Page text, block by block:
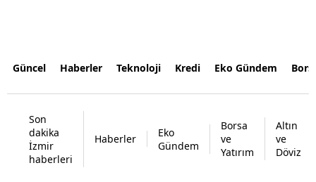
Güncel Haberler Teknoloji Kredi Eko Gündem
Son
dakika
İzmir
haberleri
Haberler
Eko
Gündem
Borsa
ve
Yatırım
Altın
ve
Döviz